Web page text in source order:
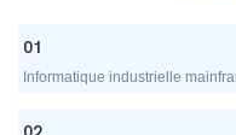
01
Informatique industrielle